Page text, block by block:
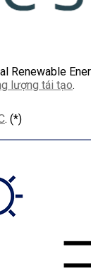
Renewable
lượng tái tạo.
. (*)